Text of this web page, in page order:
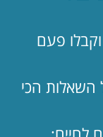
פעם
השאלות הכי